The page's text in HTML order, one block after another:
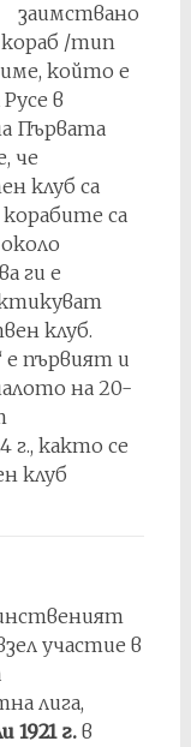
заимствано
/тип
който е
в
Първата
че
клуб са
са
ги е
клуб.
първият и
на 20-
г., както се
клуб
участие в
лига,
1921 г.в